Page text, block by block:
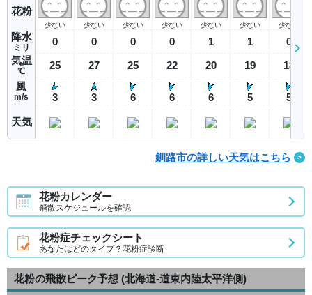
花粉
降水
ミリ
気温
℃
風
m/s
天気
少ない
0
25
3
少ない
0
27
3
少ない
0
25
6
少ない
0
22
6
少ない
1
20
6
少ない
1
19
5
少ない
0
18
5
釧路市の詳しい天気はこちら
花粉カレンダー
飛散スケジュールを確認
花粉症チェックシート
あなたはどのタイプ？花粉症診断
花粉の飛散ピーク予想 (北海道-道東内陸太平洋側)